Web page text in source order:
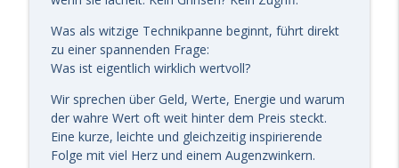
# 306 GAS - Hobby oder Beruf? Wo steckt
das Glück?
kreativ-glücklich-leben - DEIN Podcast für gute Energie
mit Anja Streese.
info_outline
# 305 GAS – Was habe ich heute Gutes
getan? – Eine Frage, die den Tag
verändern kann
kreativ-glücklich-leben - DEIN Podcast für gute Energie
Was als witzige Technikpanne beginnt, führt direkt
zu einer spannenden Frage:
Was ist eigentlich wirklich wertvoll?
Wir sprechen über Geld, Werte, Energie und warum
der wahre Wert oft weit hinter dem Preis steckt.
Eine kurze, leichte und gleichzeitig inspirierende
Folge mit viel Herz und einem Augenzwinkern.